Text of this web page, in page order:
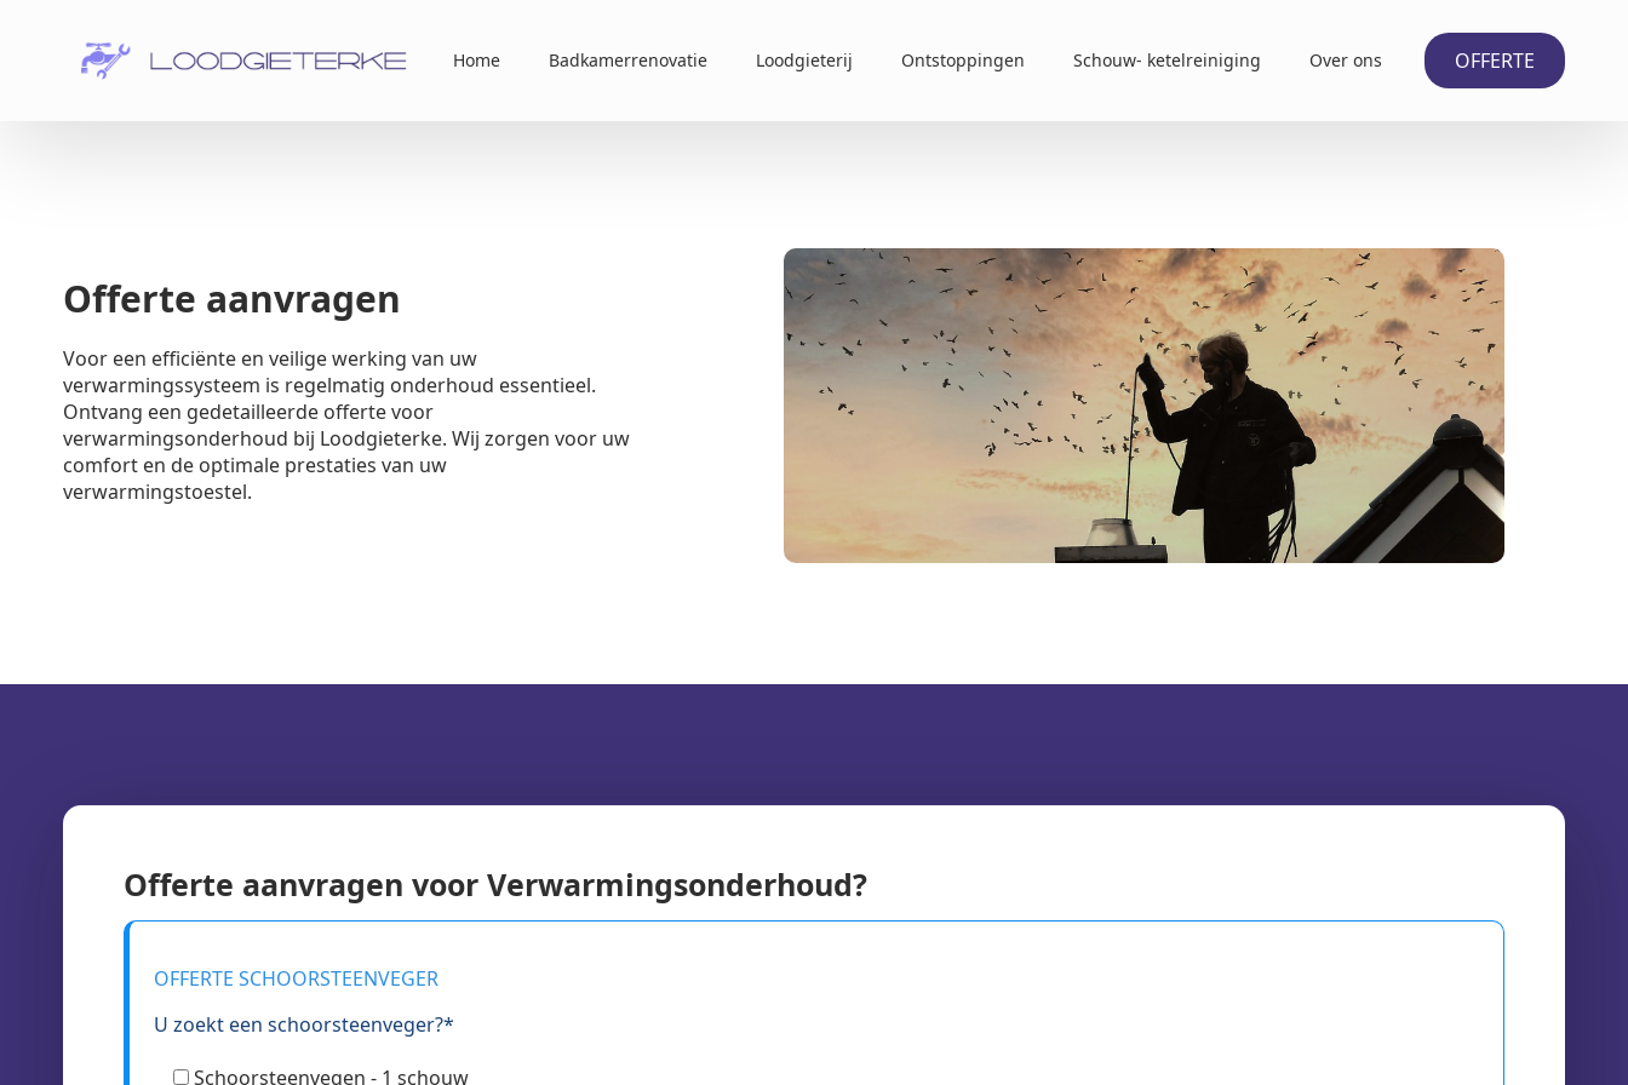
Home Badkamerrenovatie Loodgieterij Ontstoppingen Schouw- ketelreiniging Over ons OFFERTE
Offerte aanvragen
Voor een efficiënte en veilige werking van uw
verwarmingssysteem is regelmatig onderhoud essentieel.
Ontvang een gedetailleerde offerte voor
verwarmingsonderhoud bij Loodgieterke. Wij zorgen voor uw
comfort en de optimale prestaties van uw
verwarmingstoestel.
Offerte aanvragen voor Verwarmingsonderhoud?
OFFERTE SCHOORSTEENVEGER
U zoekt een schoorsteenveger?*
Schoorsteenvegen - 1 schouw